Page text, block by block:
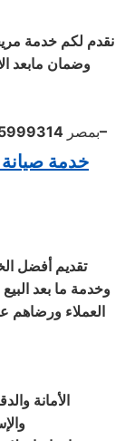
نقدم لكم خدمة
وضمان مابعد
بمصر01095999314 – 01095999314 – 01202261030–
خدمة صيانة
تقديم أفضل
وخدمة ما بعد
العملاء ورضاهم
الأمانة